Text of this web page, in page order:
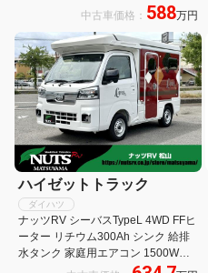
アクリルウィンドウ ポップアップル
ーフ キャンピングカー キッチンシン
ク
中古車価格： 588万円
ハイゼットトラック
ダイハツ
ナッツRV シーバスTypeL 4WD FFヒ
ーター リチウム300Ah シンク 給排
水タンク 家庭用エアコン 1500Wイ
ンバーター 100Vコンセント LEDヘ